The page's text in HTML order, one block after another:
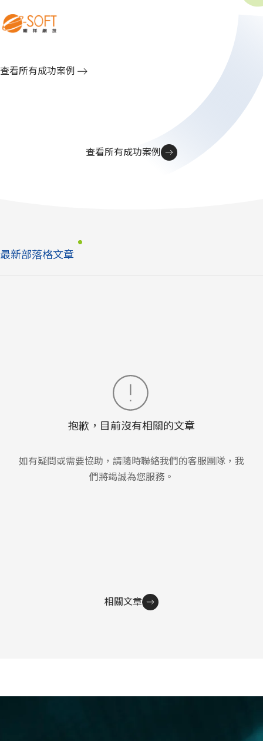
查看所有成功案例
查看所有成功案例
最新部落格文章
抱歉，目前沒有相關的文章
如有疑問或需要協助，請隨時聯絡我們的客服團隊，我
們將竭誠為您服務。
相關文章